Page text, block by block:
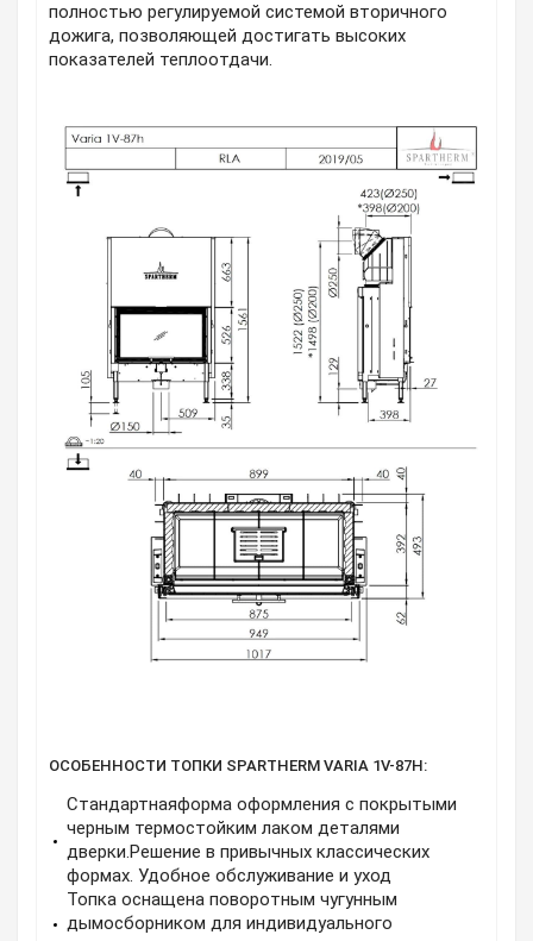
полностью регулируемой системой вторичного
дожига, позволяющей достигать высоких
показателей теплоотдачи.
ОСОБЕННОСТИ ТОПКИ SPARTHERM VARIA 1V-87H:
Стандартнаяформа оформления с покрытыми
черным термостойким лаком деталями
дверки.Решение в привычных классических
формах. Удобное обслуживание и уход
Топка оснащена поворотным чугунным
дымосборником для индивидуального